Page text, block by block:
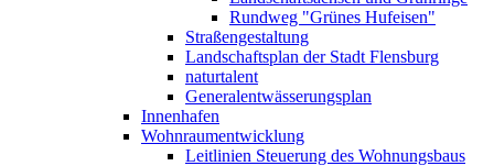
Rundweg "Grünes Hufeisen"
Straßengestaltung
Landschaftsplan der Stadt Flensburg
naturtalent
Generalentwässerungsplan
Innenhafen
Wohnraumentwicklung
Leitlinien Steuerung des Wohnungsbaus